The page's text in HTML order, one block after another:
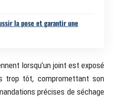
la pose et garantir une
lorsqu’un joint est exposé
trop tôt, compromettant son
précises de séchage